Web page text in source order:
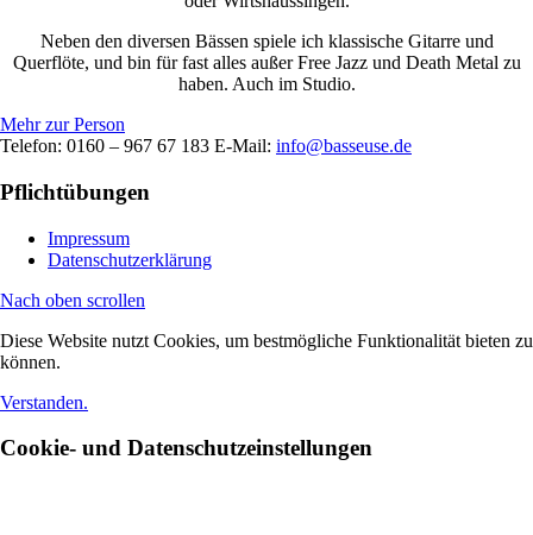
Neben den diversen Bässen spiele ich klassische Gitarre und
Querflöte, und bin für fast alles außer Free Jazz und Death Metal zu
haben. Auch im Studio.
Mehr zur Person
Telefon: 0160 – 967 67 183 E-Mail: info@basseuse.de
Pflichtübungen
Impressum
Datenschutzerklärung
Nach oben scrollen
Diese Website nutzt Cookies, um bestmögliche Funktionalität bieten zu
können.
Verstanden.
Cookie- und Datenschutzeinstellungen